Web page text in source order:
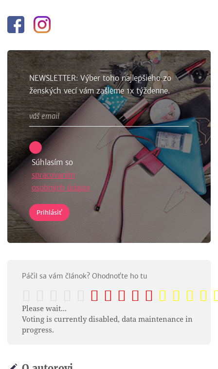
Facebook
NEWSLETTER: Výber toho najlepšieho zo
ženských vecí vám zašleme 1x týždenne.
Súhlasím so
spracovaním
osobných údajov
Páčil sa vám článok? Ohodnoťte ho tu
Please wait...
Voting is currently disabled, data maintenance in
progress.